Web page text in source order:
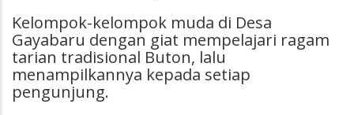
Kelompok-kelompok muda di Desa
Gayabaru dengan giat mempelajari ragam
tarian tradisional Buton, lalu
menampilkannya kepada setiap
pengunjung.